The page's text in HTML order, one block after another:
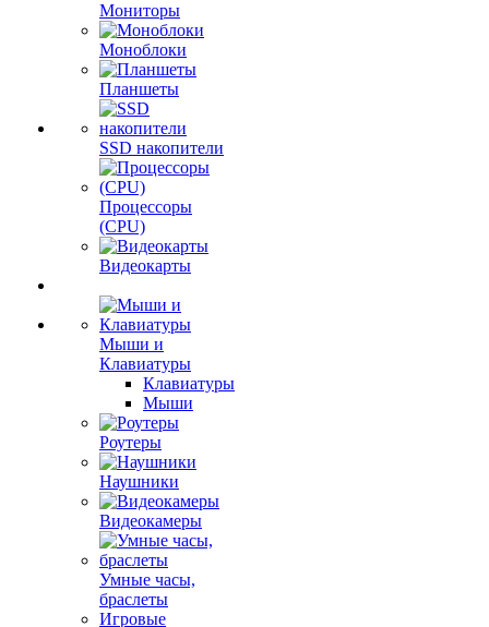
Мониторы
Моноблоки
Планшеты
SSD накопители
Процессоры
(CPU)
Видеокарты
Мыши и
Клавиатуры
Клавиатуры
Мыши
Роутеры
Наушники
Видеокамеры
Умные часы,
браслеты
Игровые